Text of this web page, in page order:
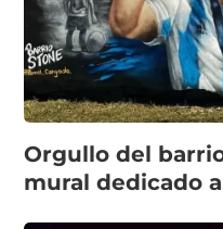
Orgullo del
mural dedicado